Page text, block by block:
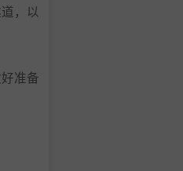
，以
准备